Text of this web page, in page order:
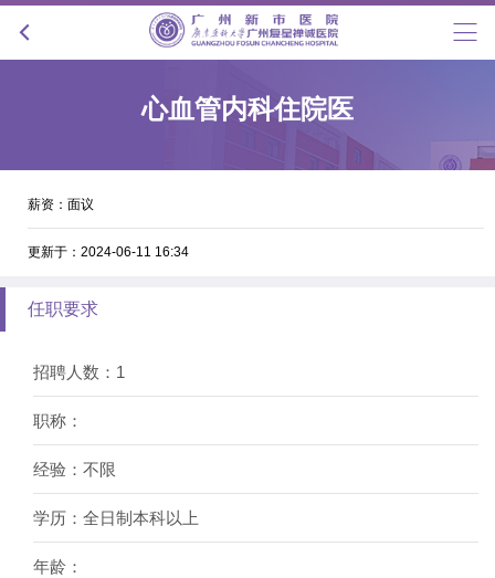
心血管内科住院医
薪资：面议
更新于：2024-06-11 16:34
任职要求
招聘人数：1
职称：
经验：不限
学历：全日制本科以上
年龄：